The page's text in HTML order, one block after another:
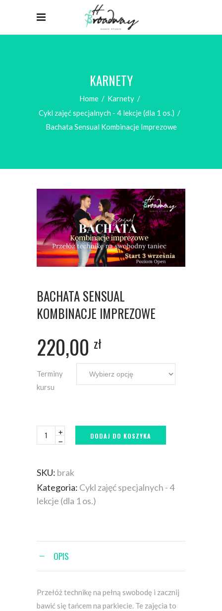
KARNETY
Home/ Karnety/
Cykl zajęć specjalnych - 4 lekcje (dla 1 os.) /
Bachata Sensual Kombinacje Imprezowe
BACHATA SENSUAL
KOMBINACJE IMPREZOWE
220,00 zł
Terminy
kursu
DODAJ DO KOSZYKA
SKU: brak
Kategoria: Cykl zajęć specjalnych - 4
lekcje (dla 1 os.)
OPIS
​Przełóż technikę na pełną swobodę i zacznij
bawić się tańcem na parkiecie. Te zajęcia to